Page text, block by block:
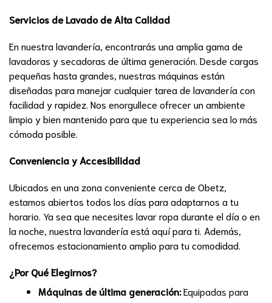
Servicios de Lavado de Alta Calidad
En nuestra lavandería, encontrarás una amplia gama de
lavadoras y secadoras de última generación. Desde cargas
pequeñas hasta grandes, nuestras máquinas están
diseñadas para manejar cualquier tarea de lavandería con
facilidad y rapidez. Nos enorgullece ofrecer un ambiente
limpio y bien mantenido para que tu experiencia sea lo más
cómoda posible.
Conveniencia y Accesibilidad
Ubicados en una zona conveniente cerca de Obetz,
estamos abiertos todos los días para adaptarnos a tu
horario. Ya sea que necesites lavar ropa durante el día o en
la noche, nuestra lavandería está aquí para ti. Además,
ofrecemos estacionamiento amplio para tu comodidad.
¿Por Qué Elegirnos?
Máquinas de última generación:Equipadas para